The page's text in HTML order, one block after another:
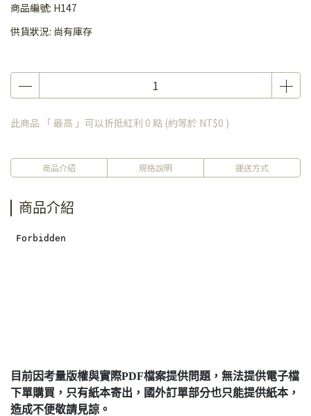
商品編號: H147
供貨狀況: 尚有庫存
此商品 「 最高 」可以折抵紅利 0 點 (約等於 NT$0 )
商品介紹 規格說明 運送方式
商品介紹
目前因考量版權與實際PDF檔案提供問題，無法提供電子檔
下單購買，只有紙本寄出，國外訂單部分也只能提供紙本，
造成不便敬請見諒。